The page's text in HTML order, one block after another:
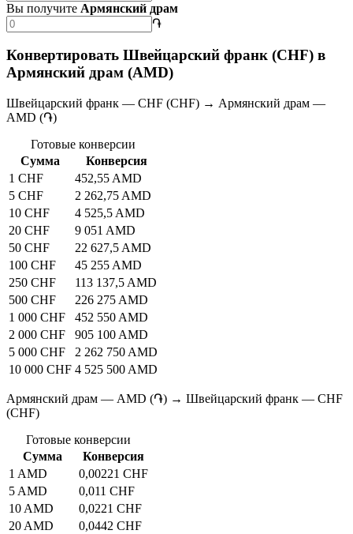
Вы получите Армянский драм
֏
Конвертировать Швейцарский франк (CHF) в
Армянский драм (AMD)
Швейцарский франк — CHF (CHF) → Армянский драм —
AMD (֏)
Готовые конверсии
Сумма
Конверсия
1 CHF
452,55 AMD
5 CHF
2 262,75 AMD
10 CHF
4 525,5 AMD
20 CHF
9 051 AMD
50 CHF
22 627,5 AMD
100 CHF
45 255 AMD
250 CHF
113 137,5 AMD
500 CHF
226 275 AMD
1 000 CHF
452 550 AMD
2 000 CHF
905 100 AMD
5 000 CHF
2 262 750 AMD
10 000 CHF 4 525 500 AMD
Армянский драм — AMD (֏) → Швейцарский франк — CHF
(CHF)
Готовые конверсии
Сумма
Конверсия
1 AMD
0,00221 CHF
5 AMD
0,011 CHF
10 AMD
0,0221 CHF
20 AMD
0,0442 CHF